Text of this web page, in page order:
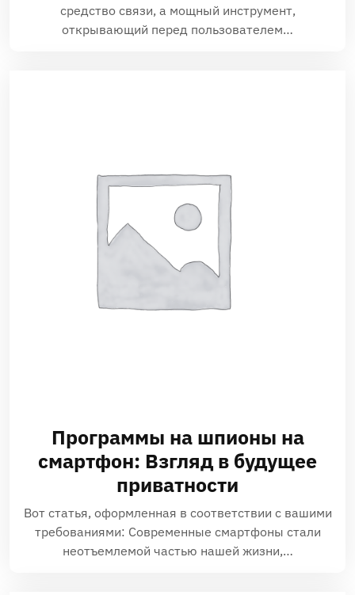
средство связи, а мощный инструмент,
открывающий перед пользователем…
Программы на шпионы на
смартфон: Взгляд в будущее
приватности
Вот статья, оформленная в соответствии с вашими
требованиями: Современные смартфоны стали
неотъемлемой частью нашей жизни,…